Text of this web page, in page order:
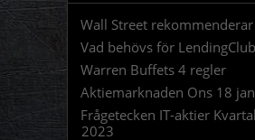
Wall Street
Vad behövs för
Warren Buffets 4 regler
Aktiemarknaden Ons 18 jan
Frågetecken IT-aktier
2023